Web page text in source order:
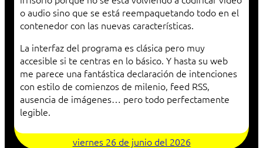
o audio sino que se está reempaquetando todo en el
contenedor con las nuevas características.
La interfaz del programa es clásica pero muy
accesible si te centras en lo básico. Y hasta su web
me parece una fantástica declaración de intenciones
con estilo de comienzos de milenio, feed RSS,
ausencia de imágenes… pero todo perfectamente
legible.
viernes 26 de junio del 2026